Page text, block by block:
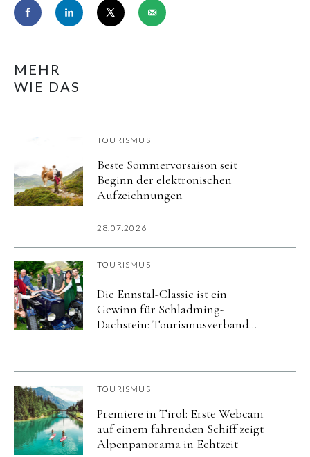
MEHR
WIE DAS
TOURISMUS
Beste Sommervorsaison seit
Beginn der elektronischen
Aufzeichnungen
28.07.2026
TOURISMUS
Die Ennstal-Classic ist ein
Gewinn für Schladming-
Dachstein: Tourismusverband
TOURISMUS
Premiere in Tirol: Erste Webcam
auf einem fahrenden Schiff zeigt
Alpenpanorama in Echtzeit